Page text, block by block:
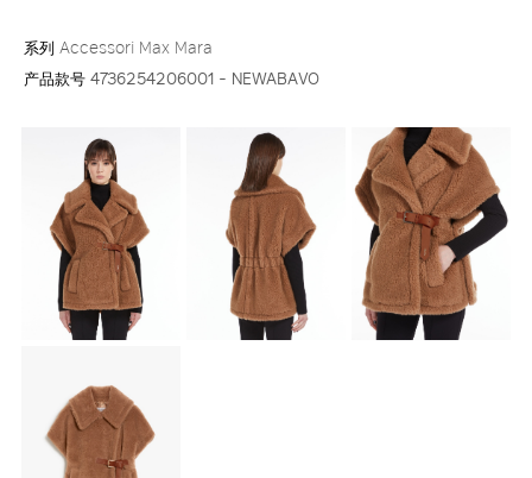
系列 Accessori Max Mara
产品款号 4736254206001 - NEWABAVO